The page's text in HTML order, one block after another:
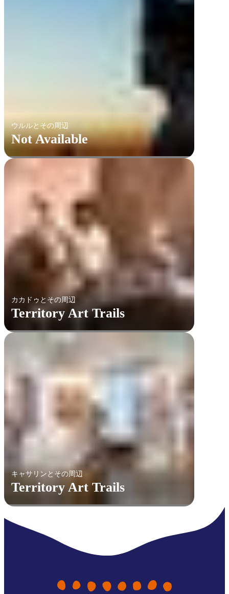
ウルルとその周辺
Not Available
カカドゥとその周辺
Territory Art Trails
キャサリンとその周辺
Territory Art Trails